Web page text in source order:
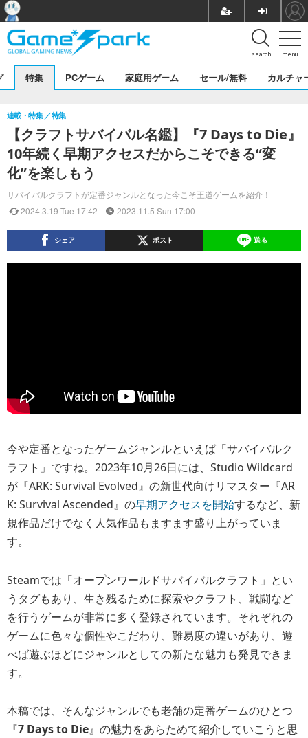
menu
search
特集 PCゲーム 家庭用ゲーム セール/無料 カルチャ
【クラフトサバイバル名鑑】『7 Days to Die』
10年続く早期アクセスだからこそできる“変
化”を楽しもう
サバイバルクラフトが定番ジャンルとなった今こそ王道ゲームを紹介！
連載・特集 特集
2024.3.19 Tue 17:42 2023.11.5 Sun 17:00
シェア ポスト 送る
今や定番となったゲームジャンルといえば「サバイバルク
ラフト」ですね。2023年10月26日には、Studio Wildcard
が『ARK: Survival Evolved』の新世代向けリマスター『AR
K: Survival Ascended』の早期アクセスを開始するなど、新
規作品だけでなく人気作品もますます盛り上がっていま
す。
Steamでは「オープンワールドサバイバルクラフト」とい
うタグもあり、生き残るために探索やクラフト、戦闘など
を行うゲームが非常に多く登録されています。それぞれの
ゲームに色々な個性やこだわり、難易度の違いがあり、遊
べば遊ぶほどにジャンルとしての新たな魅力も発見できま
す。
本稿では、そんなジャンルでも老舗の定番ゲームのひとつ
『7 Days to Die』の魅力をあらためて紹介していこうと思